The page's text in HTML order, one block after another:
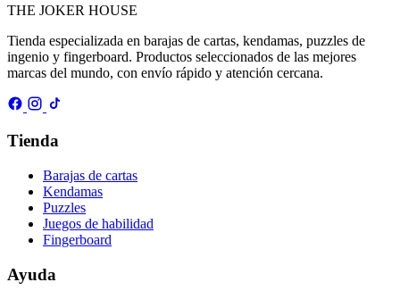
THE JOKER HOUSE
Tienda especializada en barajas de cartas, kendamas, puzzles de
ingenio y fingerboard. Productos seleccionados de las mejores
marcas del mundo, con envío rápido y atención cercana.
Tienda
Barajas de cartas
Kendamas
Puzzles
Juegos de habilidad
Fingerboard
Ayuda